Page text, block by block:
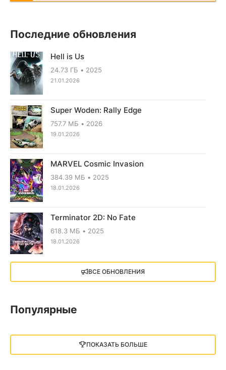
Последние обновления
Hell is Us
24.73 ГБ 2025
21.01.2026
Super Woden: Rally Edge
757.7 МБ 2026
19.01.2026
MARVEL Cosmic Invasion
384.39 МБ 2025
18.01.2026
Terminator 2D: No Fate
618.3 МБ 2025
18.01.2026
X4: Foundations (2018)
13.73 GB 2018
13 ГБ 2025
ВСЕ ОБНОВЛЕНИЯ
Популярные
ПОКАЗАТЬ БОЛЬШЕ